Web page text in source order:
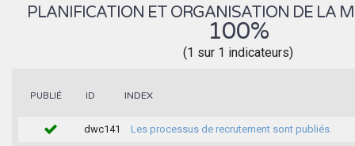
PLANIFICATION ET ORGANISATION DE LA
100%
(1 sur 1 indicateurs)
PUBLIÉ ID INDEX
dwc141 Les processus de recrutement sont publiés.